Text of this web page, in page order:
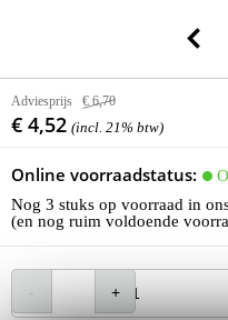
Adviesprijs € 6,70
€ 4,52 (incl. 21% btw)
Online voorraadstatus:
Nog 3 stuks op voorraad in
(en nog ruim voldoende